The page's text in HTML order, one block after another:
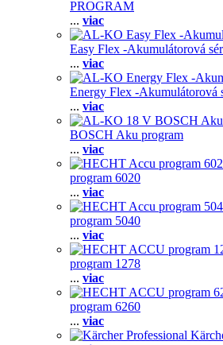
PROGRAM
... viac
Easy Flex -Akumulátorová
... viac
Energy Flex -Akumulátorová
... viac
BOSCH Aku program
... viac
program 6020
... viac
program 5040
... viac
program 1278
... viac
program 6260
... viac